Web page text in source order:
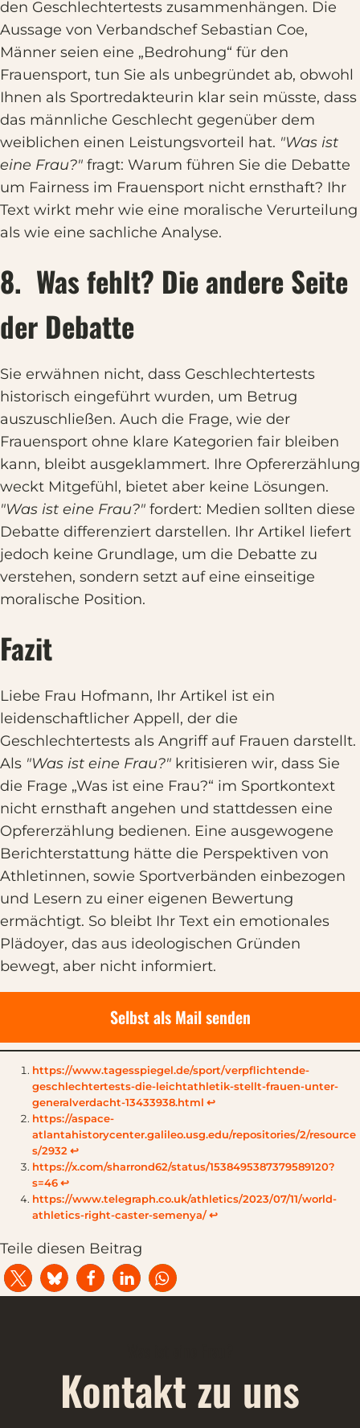
den Geschlechtertests zusammenhängen. Die
Aussage von Verbandschef Sebastian Coe,
Männer seien eine „Bedrohung“ für den
Frauensport, tun Sie als unbegründet ab, obwohl
Ihnen als Sportredakteurin klar sein müsste, dass
das männliche Geschlecht gegenüber dem
weiblichen einen Leistungsvorteil hat. "Was ist
eine Frau?" fragt: Warum führen Sie die Debatte
um Fairness im Frauensport nicht ernsthaft? Ihr
Text wirkt mehr wie eine moralische Verurteilung
als wie eine sachliche Analyse.
8. Was fehlt? Die andere Seite
der Debatte
Sie erwähnen nicht, dass Geschlechtertests
historisch eingeführt wurden, um Betrug
auszuschließen. Auch die Frage, wie der
Frauensport ohne klare Kategorien fair bleiben
kann, bleibt ausgeklammert. Ihre Opfererzählung
weckt Mitgefühl, bietet aber keine Lösungen.
"Was ist eine Frau?" fordert: Medien sollten diese
Debatte differenziert darstellen. Ihr Artikel liefert
jedoch keine Grundlage, um die Debatte zu
verstehen, sondern setzt auf eine einseitige
moralische Position.
Fazit
Liebe Frau Hofmann, Ihr Artikel ist ein
leidenschaftlicher Appell, der die
Geschlechtertests als Angriff auf Frauen darstellt.
Als "Was ist eine Frau?" kritisieren wir, dass Sie
die Frage „Was ist eine Frau?“ im Sportkontext
nicht ernsthaft angehen und stattdessen eine
Opfererzählung bedienen. Eine ausgewogene
Berichterstattung hätte die Perspektiven von
Athletinnen, sowie Sportverbänden einbezogen
und Lesern zu einer eigenen Bewertung
ermächtigt. So bleibt Ihr Text ein emotionales
Plädoyer, das aus ideologischen Gründen
bewegt, aber nicht informiert.
Selbst als Mail senden
https://www.tagesspiegel.de/sport/verpflichtende-
geschlechtertests-die-leichtathletik-stellt-frauen-unter-
generalverdacht-13433938.html ↩︎
https://aspace-
atlantahistorycenter.galileo.usg.edu/repositories/2/resource
s/2932 ↩︎
https://x.com/sharrond62/status/1538495387379589120?
s=46↩︎
https://www.telegraph.co.uk/athletics/2023/07/11/world-
athletics-right-caster-semenya/↩︎
Teile diesen Beitrag
Kontakt zu uns